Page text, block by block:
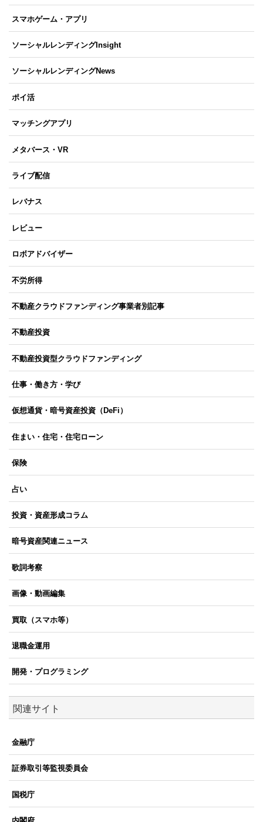
スマホゲーム・アプリ
ソーシャルレンディングInsight
ソーシャルレンディングNews
ポイ活
マッチングアプリ
メタバース・VR
ライブ配信
レバナス
レビュー
ロボアドバイザー
不労所得
不動産クラウドファンディング事業者別記事
不動産投資
不動産投資型クラウドファンディング
仕事・働き方・学び
仮想通貨・暗号資産投資（DeFi）
住まい・住宅・住宅ローン
保険
占い
投資・資産形成コラム
暗号資産関連ニュース
歌詞考察
画像・動画編集
買取（スマホ等）
退職金運用
開発・プログラミング
関連サイト
金融庁
証券取引等監視委員会
国税庁